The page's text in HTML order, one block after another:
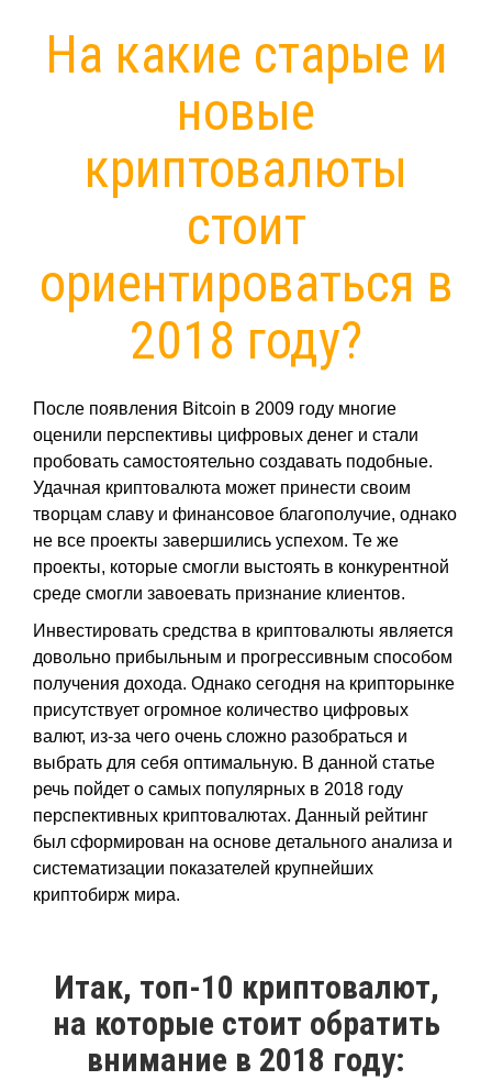
На какие старые и
новые
криптовалюты
стоит
ориентироваться в
2018 году?
После появления Bitcoin в 2009 году многие
оценили перспективы цифровых денег и стали
пробовать самостоятельно создавать подобные.
Удачная криптовалюта может принести своим
творцам славу и финансовое благополучие, однако
не все проекты завершились успехом. Те же
проекты, которые смогли выстоять в конкурентной
среде смогли завоевать признание клиентов.
Инвестировать средства в криптовалюты является
довольно прибыльным и прогрессивным способом
получения дохода. Однако сегодня на крипторынке
присутствует огромное количество цифровых
валют, из-за чего очень сложно разобраться и
выбрать для себя оптимальную. В данной статье
речь пойдет о самых популярных в 2018 году
перспективных криптовалютах. Данный рейтинг
был сформирован на основе детального анализа и
систематизации показателей крупнейших
криптобирж мира.
Итак, топ-10 криптовалют,
на которые стоит обратить
внимание в 2018 году: